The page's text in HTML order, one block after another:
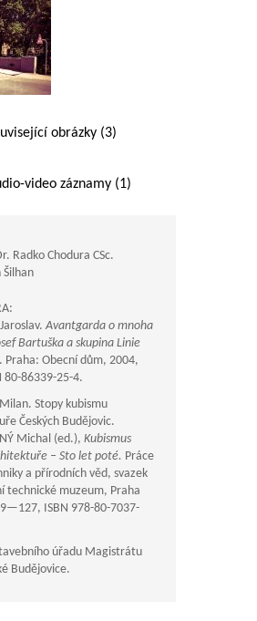
obrázky (3)
video záznamy (1)
Radko Chodura CSc.
Avantgarda o mnoha
Bartuška a skupina Linie
. Praha: Obecní dům, 2004,
80-86339-25-4.
Stopy kubismu
Českých Budějovic.
Michal (ed.), Kubismus
– Sto let poté. Práce
a přírodních věd, svazek
technické muzeum, Praha
, ISBN 978-80-7037-
úřadu Magistrátu
Budějovice.